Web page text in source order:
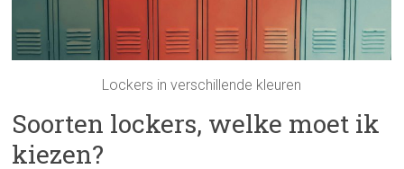
Lockers in verschillende kleuren
Soorten lockers, welke moet ik
kiezen?